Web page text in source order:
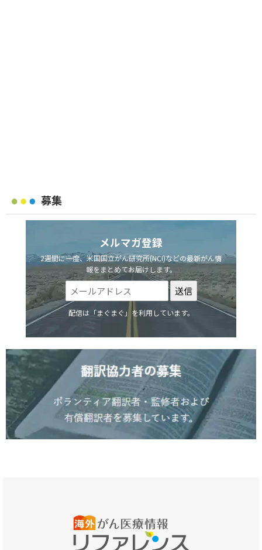
募集
メルマガ登録
2週間に一度、米国国立がん研究所(NCI)などの最新がん情
報をまとめてお届けします。
配信は「まぐまぐ」を利用しています。